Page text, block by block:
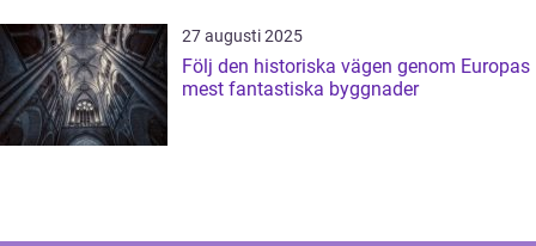
27 augusti 2025
Följ den historiska vägen genom Europas
mest fantastiska byggnader